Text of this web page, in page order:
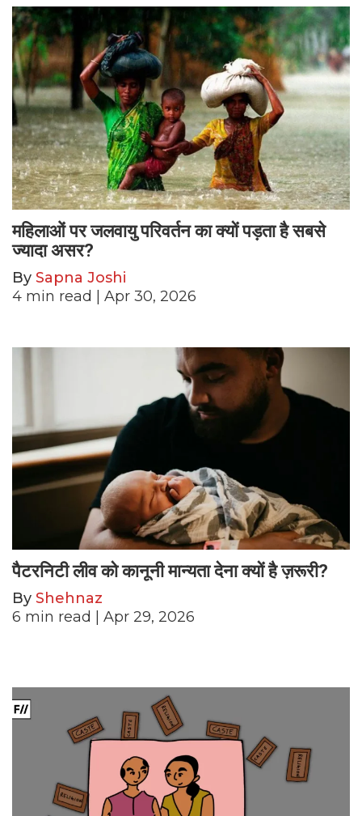
महिलाओं पर जलवायु परिवर्तन का क्यों पड़ता है सबसे
ज्यादा असर?
By Sapna Joshi
4 min read | Apr 30, 2026
पैटरनिटी लीव को कानूनी मान्यता देना क्यों है ज़रूरी?
By Shehnaz
6 min read | Apr 29, 2026